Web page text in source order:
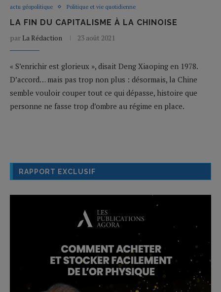
actu géopolitique Politique et vie quotidienne
LA FIN DU CAPITALISME À LA CHINOISE
par La Rédaction 23 août 2021
« S’enrichir est glorieux », disait Deng Xiaoping en 1978.
D’accord… mais pas trop non plus : désormais, la Chine
semble vouloir couper tout ce qui dépasse, histoire que
personne ne fasse trop d’ombre au régime en place.
RAPPORT EXCLUSIF